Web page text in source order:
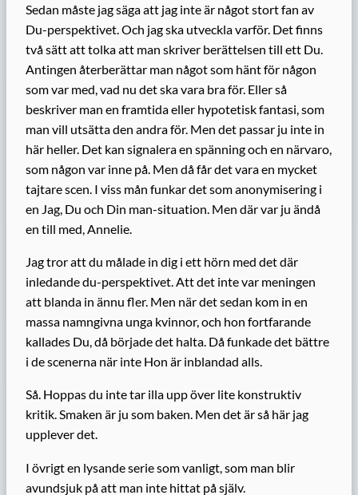
Sedan måste jag säga att jag inte är något stort fan av
Du-perspektivet. Och jag ska utveckla varför. Det finns
två sätt att tolka att man skriver berättelsen till ett Du.
Antingen återberättar man något som hänt för någon
som var med, vad nu det ska vara bra för. Eller så
beskriver man en framtida eller hypotetisk fantasi, som
man vill utsätta den andra för. Men det passar ju inte in
här heller. Det kan signalera en spänning och en närvaro,
som någon var inne på. Men då får det vara en mycket
tajtare scen. I viss mån funkar det som anonymisering i
en Jag, Du och Din man-situation. Men där var ju ändå
en till med, Annelie.
Jag tror att du målade in dig i ett hörn med det där
inledande du-perspektivet. Att det inte var meningen
att blanda in ännu fler. Men när det sedan kom in en
massa namngivna unga kvinnor, och hon fortfarande
kallades Du, då började det halta. Då funkade det bättre
i de scenerna när inte Hon är inblandad alls.
Så. Hoppas du inte tar illa upp över lite konstruktiv
kritik. Smaken är ju som baken. Men det är så här jag
upplever det.
I övrigt en lysande serie som vanligt, som man blir
avundsjuk på att man inte hittat på själv.